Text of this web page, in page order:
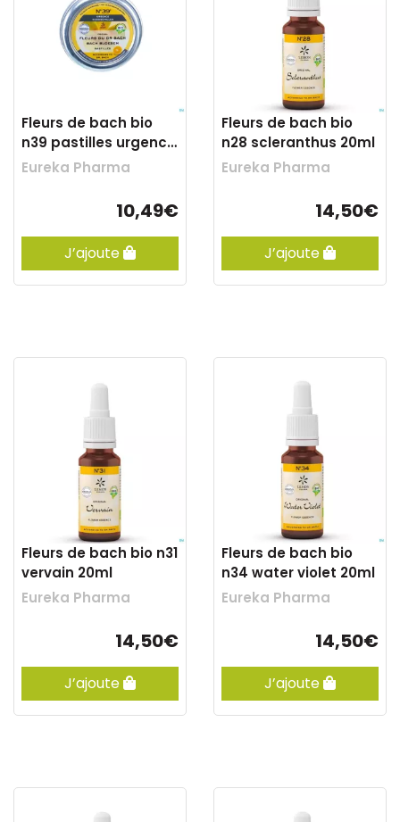
Fleurs de bach bio
n39 pastilles urgence
50g
Eureka Pharma
10,49€
J’ajoute
Fleurs de bach bio
n28 scleranthus 20ml
Eureka Pharma
14,50€
J’ajoute
Fleurs de bach bio n31
vervain 20ml
Eureka Pharma
14,50€
J’ajoute
Fleurs de bach bio
n34 water violet 20ml
Eureka Pharma
14,50€
J’ajoute